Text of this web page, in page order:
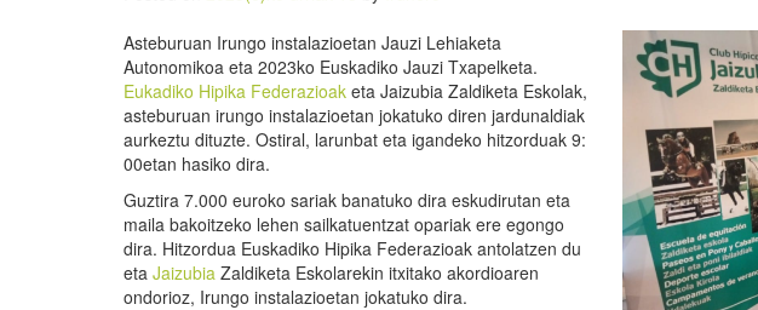
Asteburuan Irungo instalazioetan Jauzi Lehiaketa
Autonomikoa eta 2023ko Euskadiko Jauzi Txapelketa.
Eukadiko Hipika Federazioak eta Jaizubia Zaldiketa Eskolak,
asteburuan irungo instalazioetan jokatuko diren jardunaldiak
aurkeztu dituzte. Ostiral, larunbat eta igandeko hitzorduak 9:
00etan hasiko dira.
Guztira 7.000 euroko sariak banatuko dira eskudirutan eta
maila bakoitzeko lehen sailkatuentzat opariak ere egongo
dira. Hitzordua Euskadiko Hipika Federazioak antolatzen du
eta Jaizubia Zaldiketa Eskolarekin itxitako akordioaren
ondorioz, Irungo instalazioetan jokatuko dira.